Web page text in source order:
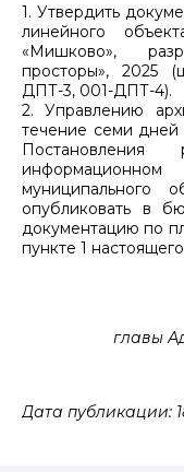
1. Утвердить
линейного
«Мишково»,
просторы», 2025
ДПТ-3, 001-ДПТ-4).
2. Управлению
течение семи дней
Постановления
муниципального
опубликовать в
документацию по
пункте 1
главы
Дата публикации: